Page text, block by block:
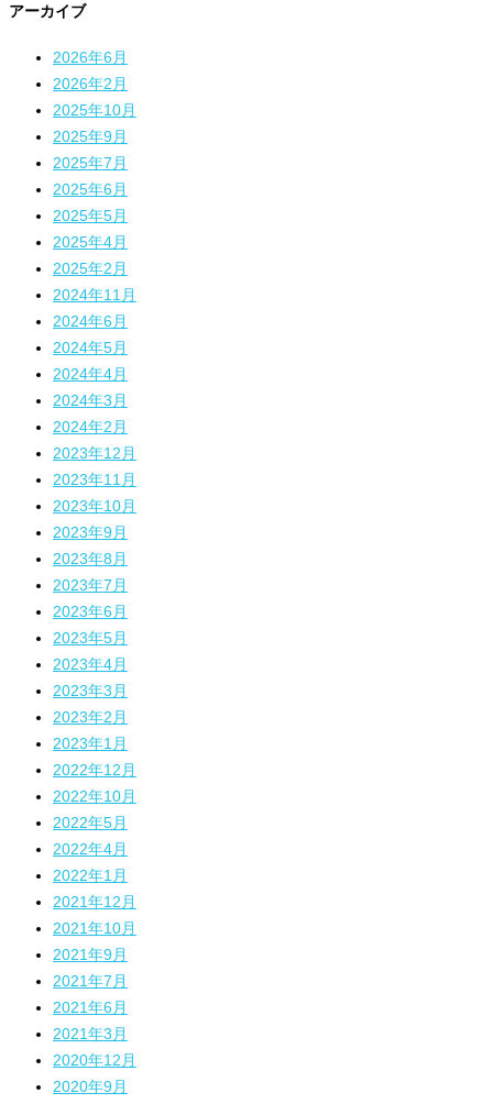
アーカイブ
2026年6月
2026年2月
2025年10月
2025年9月
2025年7月
2025年6月
2025年5月
2025年4月
2025年2月
2024年11月
2024年6月
2024年5月
2024年4月
2024年3月
2024年2月
2023年12月
2023年11月
2023年10月
2023年9月
2023年8月
2023年7月
2023年6月
2023年5月
2023年4月
2023年3月
2023年2月
2023年1月
2022年12月
2022年10月
2022年5月
2022年4月
2022年1月
2021年12月
2021年10月
2021年9月
2021年7月
2021年6月
2021年3月
2020年12月
2020年9月